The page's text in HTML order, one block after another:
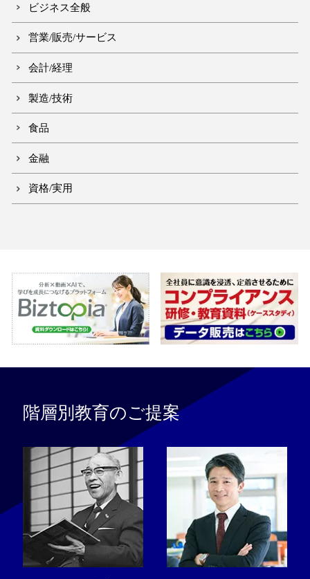
ビジネス全般
営業/販売/サービス
会計/経理
製造/技術
食品
金融
資格/実用
階層別教育のご提案